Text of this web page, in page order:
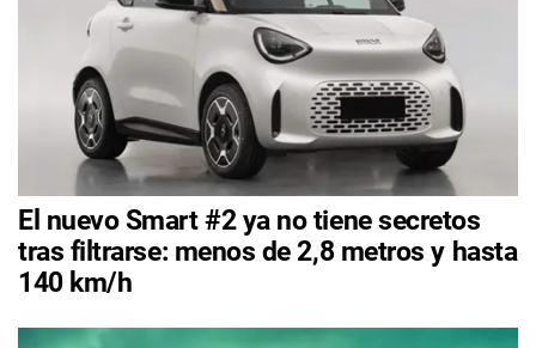
El nuevo Smart #2 ya no tiene secretos
tras filtrarse: menos de 2,8 metros y hasta
140 km/h